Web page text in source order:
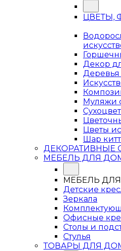
ЦВЕТЫ,
Декор
Деревья
Муляжи
Цветы
Шар
ДЕКОРАТИВНЫЕ
МЕБЕЛЬ ДЛЯ
МЕБЕЛЬ
Детские
Зеркала
Офисные
Столы и
Стулья
ТОВАРЫ ДЛЯ